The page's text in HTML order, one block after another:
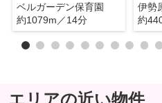
ベルガーデン保育園
約1079m／14分
伊勢
約
エリアの近い物件